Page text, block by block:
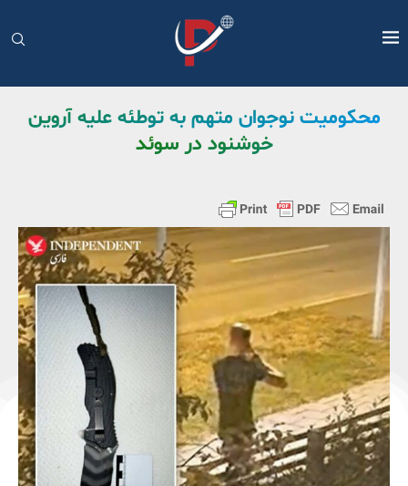
محکومیت نوجوان متهم به توطئه علیه آروین
خوشنود در سوئد